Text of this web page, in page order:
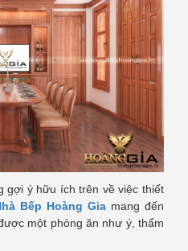
gợi ý hữu ích trên về việc thiết
Bếp Hoàng Gia mang đến
một phòng ăn như ý, thẩm